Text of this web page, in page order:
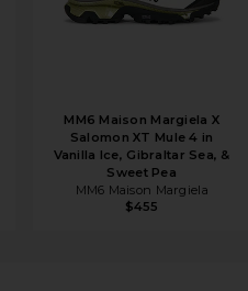
MM6 Maison Margiela X
Salomon XT Mule 4 in
Vanilla Ice, Gibraltar Sea, &
Sweet Pea
MM6 Maison Margiela
$455